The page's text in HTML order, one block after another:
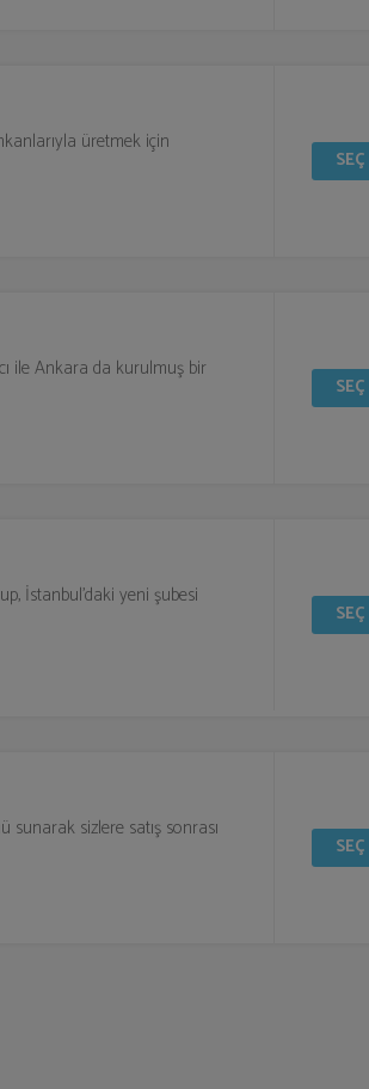
üretmek için
SEÇ
ile Ankara da kurulmuş bir
SEÇ
İstanbul’daki yeni şubesi
SEÇ
sizlere satış sonrası
SEÇ